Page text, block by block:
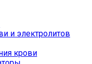
и электролитов
крови